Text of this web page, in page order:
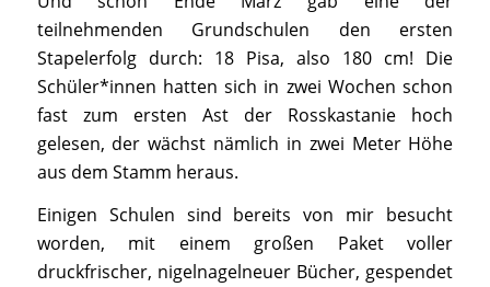
teilnehmenden Grundschulen den ersten
Stapelerfolg durch: 18 Pisa, also 180 cm! Die
Schüler*innen hatten sich in zwei Wochen schon
fast zum ersten Ast der Rosskastanie hoch
gelesen, der wächst nämlich in zwei Meter Höhe
aus dem Stamm heraus.
Einigen Schulen sind bereits von mir besucht
worden, mit einem großen Paket voller
druckfrischer, nigelnagelneuer Bücher, gespendet